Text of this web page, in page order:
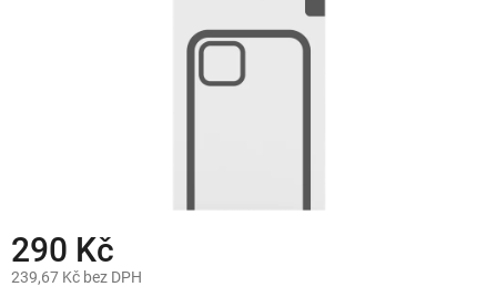
290 Kč
239,67 Kč bez DPH